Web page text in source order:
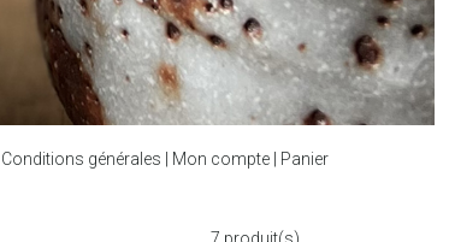
Conditions générales Mon compte Panier